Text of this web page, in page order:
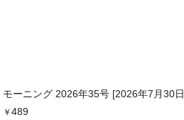
モーニング 2026年35号 [2026年7月30
489